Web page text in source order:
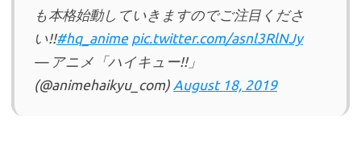
も本格始動していきますのでご注目くださ
い!!#hq_anime pic.twitter.com/asnl3RlNJy
— アニメ「ハイキュー!!」
(@animehaikyu_com) August 18, 2019